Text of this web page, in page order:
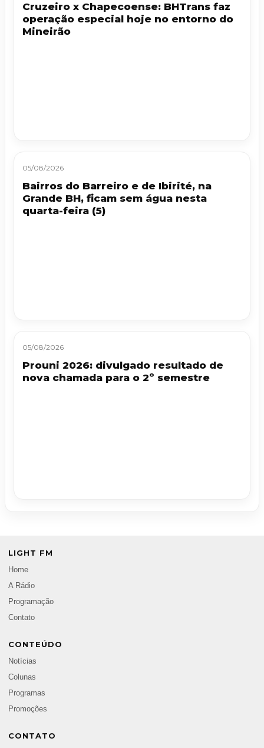
Cruzeiro x Chapecoense: BHTrans faz
operação especial hoje no entorno do
Mineirão
05/08/2026
Bairros do Barreiro e de Ibirité, na
Grande BH, ficam sem água nesta
quarta-feira (5)
05/08/2026
Prouni 2026: divulgado resultado de
nova chamada para o 2º semestre
LIGHT FM
Home
A Rádio
Programação
Contato
CONTEÚDO
Notícias
Colunas
Programas
Promoções
CONTATO